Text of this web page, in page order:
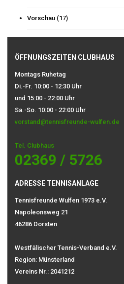
Vorschau (17)
ÖFFNUNGSZEITEN CLUBHAUS
Montags Ruhetag
Di.-Fr. 10:00 - 12:30 Uhr
und 15:00 - 22:00 Uhr
Sa.-So. 10:00 - 22:00 Uhr
vorstand@tennisfreunde-wulfen.de
Tel. Clubhaus
02369 / 5726
ADRESSE TENNISANLAGE
Tennisfreunde Wulfen 1973 e.V.
Napoleonsweg 21
46286 Dorsten
Westfälischer Tennis-Verband e.V.
Region: Münsterland
Vereins Nr.: 2041212